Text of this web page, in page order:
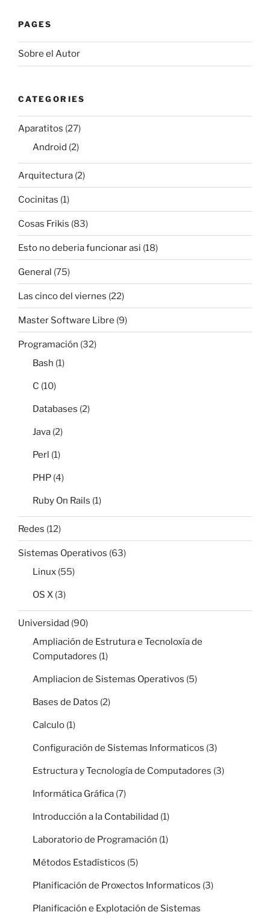
PAGES
Sobre el Autor
CATEGORIES
Aparatitos (27)
Android (2)
Arquitectura (2)
Cocinitas (1)
Cosas Frikis (83)
Esto no deberia funcionar asi (18)
General (75)
Las cinco del viernes (22)
Master Software Libre (9)
Programación (32)
Bash (1)
C (10)
Databases (2)
Java (2)
Perl (1)
PHP (4)
Ruby On Rails (1)
Redes (12)
Sistemas Operativos (63)
Linux (55)
OS X (3)
Universidad (90)
Ampliación de Estrutura e Tecnoloxía de
Computadores (1)
Ampliacion de Sistemas Operativos (5)
Bases de Datos (2)
Calculo (1)
Configuración de Sistemas Informaticos (3)
Estructura y Tecnología de Computadores (3)
Informática Gráfica (7)
Introducción a la Contabilidad (1)
Laboratorio de Programación (1)
Métodos Estadísticos (5)
Planificación de Proxectos Informaticos (3)
Planificación e Explotación de Sistemas